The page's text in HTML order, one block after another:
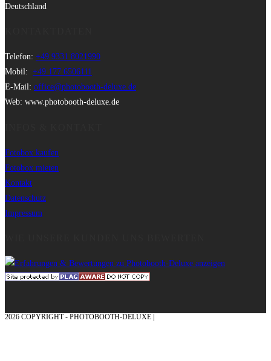
Deutschland
Telefon: +49 9331 8021990
Mobil: +49 177 6506111
E-Mail: office@photobooth-deluxe.de
Web: www.photobooth-deluxe.de
Fotobox kaufen
Fotobox mieten
Kontakt
Datenschutz
Impressum
2026 COPYRIGHT - PHOTOBOOTH-DELUXE |